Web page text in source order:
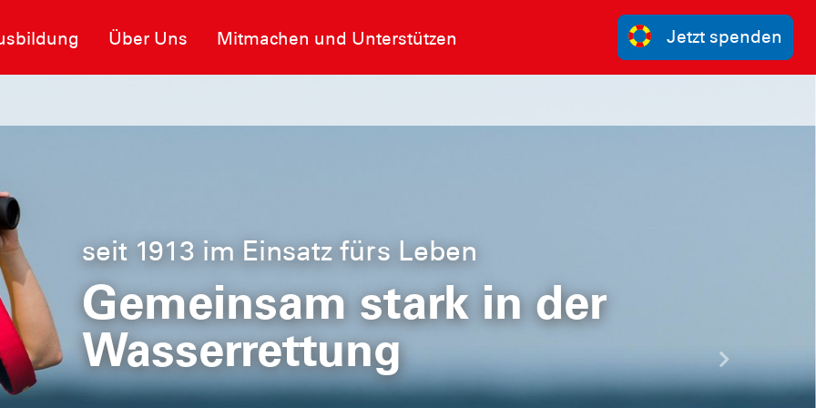
Über Uns Mitmachen und Unterstützen Jetzt spenden
seit 1913 im Einsatz fürs Leben
Gemeinsam stark in der
Wasserrettung
im
Nächste